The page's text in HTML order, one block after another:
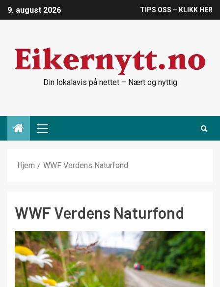
9. august 2026 TIPS OSS – KLIKK HER
Din lokalavis på nettet – Nært og nyttig
Hjem WWF Verdens Naturfond
WWF Verdens Naturfond